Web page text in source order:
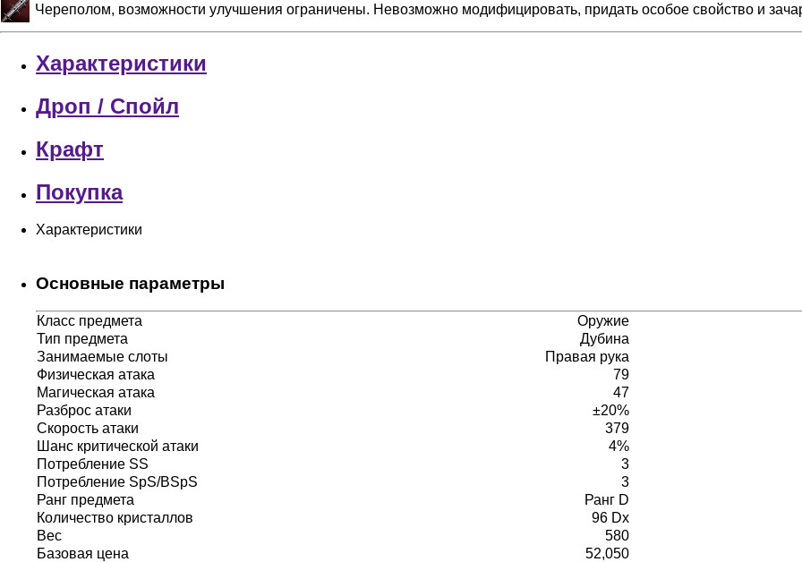
Череполом, возможности улучшения ограничены. Невозможно модифицировать, придать особое свойство и
Характеристики
Дроп / Спойл
Крафт
Покупка
Характеристики
Основные параметры
Класс предмета
Оружие
Тип предмета
Дубина
Занимаемые слоты
Правая рука
Физическая атака
79
Магическая атака
47
Разброс атаки
±20%
Скорость атаки
379
Шанс критической атаки
4%
Потребление SS
3
Потребление SpS/BSpS
3
Ранг предмета
Ранг D
Количество кристаллов
96 Dx
Вес
580
Базовая цена
52,050